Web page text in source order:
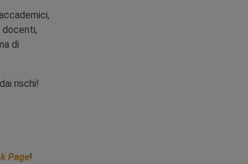
di
rischi!
Page!